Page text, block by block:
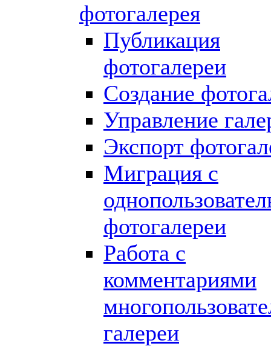
фотогалерея
Публикация
фотогалереи
Создание
Управление
Экспорт
Миграция с
фотогалереи
Работа с
комментариями
галереи